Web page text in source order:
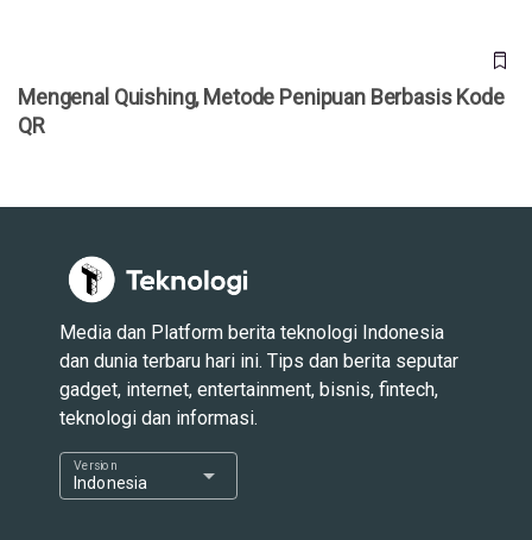
Mengenal Quishing, Metode Penipuan Berbasis Kode
QR
Media dan Platform berita teknologi Indonesia
dan dunia terbaru hari ini. Tips dan berita seputar
gadget, internet, entertainment, bisnis, fintech,
teknologi dan informasi.
Indonesia
Version arrow_drop_down